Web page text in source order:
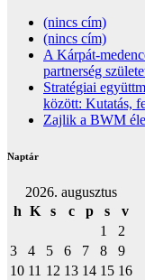
(nincs cím)
(nincs cím)
A Kárpát-
partnerség
Stratégiai
között: Kutatás,
Zajlik a BWM
Naptár
2026. augusztus
h K s c p s
v
1
2
3
4 5 6 7 8
9
10 11 12 13 14 15 16